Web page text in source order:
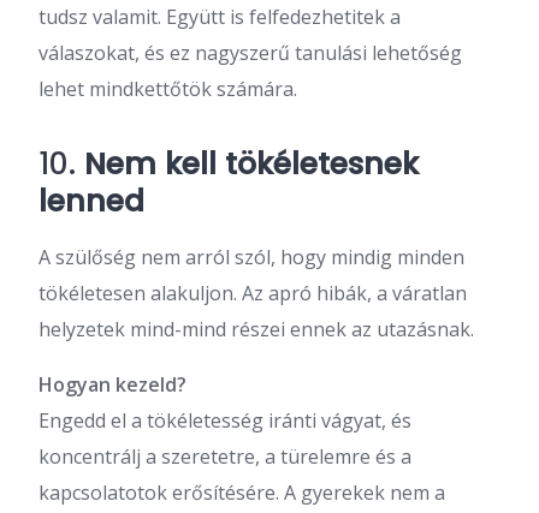
tudsz valamit. Együtt is felfedezhetitek a
válaszokat, és ez nagyszerű tanulási lehetőség
lehet mindkettőtök számára.
10. Nem kell tökéletesnek
lenned
A szülőség nem arról szól, hogy mindig minden
tökéletesen alakuljon. Az apró hibák, a váratlan
helyzetek mind-mind részei ennek az utazásnak.
Hogyan kezeld?
Engedd el a tökéletesség iránti vágyat, és
koncentrálj a szeretetre, a türelemre és a
kapcsolatotok erősítésére. A gyerekek nem a